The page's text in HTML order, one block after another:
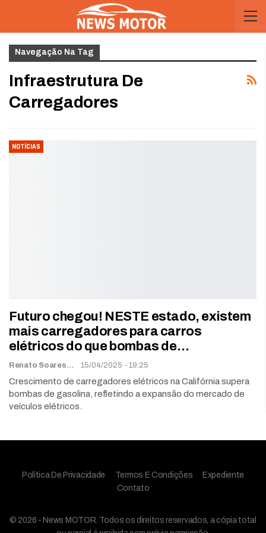
Navegação Na Tag
Infraestrutura De
Carregadores
NOTÍCIAS
Futuro chegou! NESTE estado, existem
mais carregadores para carros
elétricos do que bombas de…
Renato Soares 15/04/2025 - 19:25
Crescimento de carregadores elétricos na Califórnia supera
bombas de gasolina, refletindo a expansão do mercado de
veículos elétricos.
Política De Privacidade Termos E Condições
Expediente
Contato
© 2026 - News MOTOR. Todos os direitos reservados, a cópia total